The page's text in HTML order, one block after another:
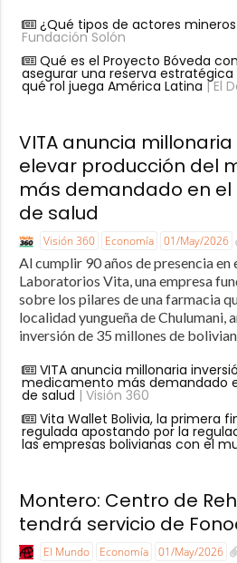
¿Qué tipos de actores
Fundación Solón
Qué es el Proyecto Bóveda con
asegurar una reserva
qué rol juega América Latina | El
VITA anuncia
elevar producción del
más demandado en
de salud
Visión 360 Economía 01/May/2026
Al cumplir 90 años de presencia en
Laboratorios Vita, una empresa
sobre los pilares de una farmacia
localidad yungueña de Chulumani,
inversión de 35 millones de
VITA anuncia millonaria
medicamento más demandado
de salud | Visión 360
Vita Wallet Bolivia, la primera
regulada apostando por la
las empresas bolivianas con el
Montero: Centro de
tendrá servicio de
El Mundo Economía 01/May/2026